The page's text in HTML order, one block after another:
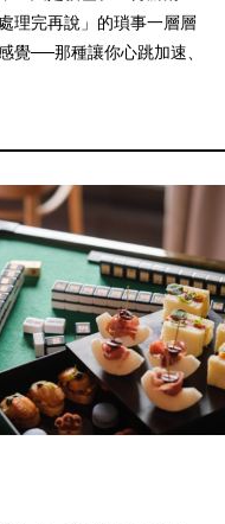
理完再說」的瑣事一層層
覺──那種讓你心跳加速、